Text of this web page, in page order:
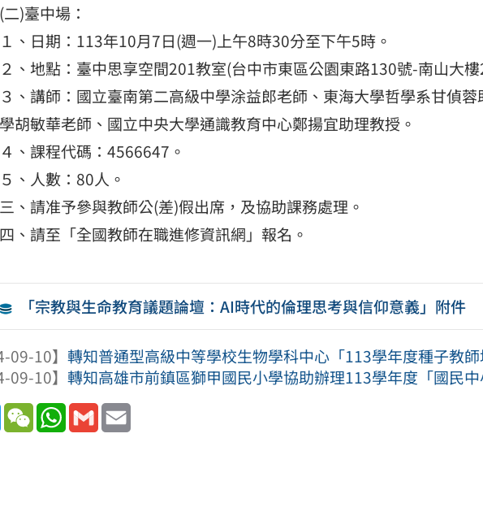
(二)臺中場：
１、日期：113年10月7日(週一)上午8時30分至下午5時。
２、地點：臺中思享空間201教室(台中市東區公園東路130號-南山大樓
３、講師：國立臺南第二高級中學涂益郎老師、東海大學哲學系甘偵
學胡敏華老師、國立中央大學通識教育中心鄭揚宜助理教授。
４、課程代碼：4566647。
５、人數：80人。
三、請准予參與教師公(差)假出席，及協助課務處理。
四、請至「全國教師在職進修資訊網」報名。
「宗教與生命教育議題論壇：AI時代的倫理思考與信仰意義」附件
09-10】轉知普通型高級中等學校生物學科中心「113學年度種子教師
09-10】轉知高雄市前鎮區獅甲國民小學協助辦理113學年度「國民中
TwitterWeChatWhatsApp
Gmail